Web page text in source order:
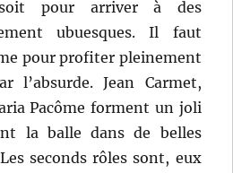
pour arriver à des
ubuesques. Il faut
pour profiter pleinement
l’absurde. Jean Carmet,
Pacôme forment un joli
la balle dans de belles
seconds rôles sont, eux